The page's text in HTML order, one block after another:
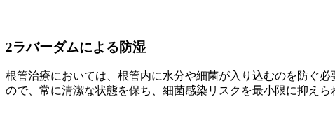
2ラバーダムによる防湿
根管治療においては、根管内に水分や細菌が入り込むのを防ぐ
ので、常に清潔な状態を保ち、細菌感染リスクを最小限に抑え